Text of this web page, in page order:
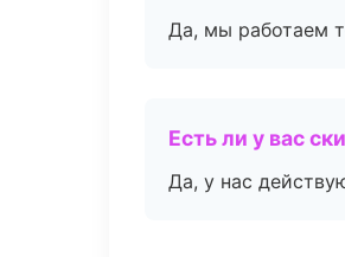
Да, мы работаем
Есть ли у вас
Да, у нас